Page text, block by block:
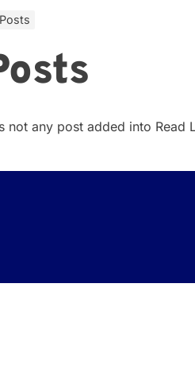
not any post added into Read